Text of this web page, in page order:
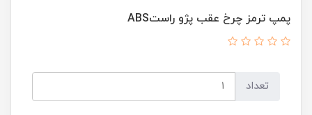
پمپ ترمز چرخ عقب پژو راستABS
تعداد